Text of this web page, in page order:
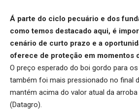
Á parte do ciclo pecuário e dos
como temos destacado aqui, é
cenário de curto prazo e a
oferece de proteção em momentos
O preço esperado do boi gordo para
também foi mais pressionado no final
mantém acima do valor atual da
(Datagro).